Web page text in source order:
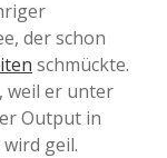
der schon
schmückte.
weil er unter
Output in
geil.